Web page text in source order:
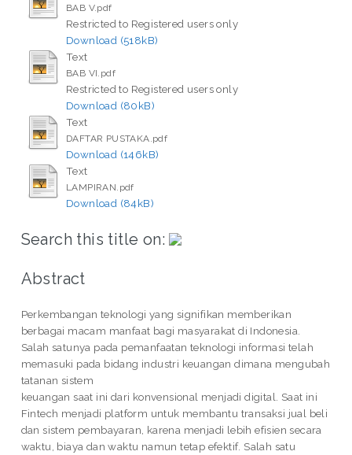
BAB V.pdf
Restricted to Registered users only
Download (518kB)
Text
BAB VI.pdf
Restricted to Registered users only
Download (80kB)
Text
DAFTAR PUSTAKA.pdf
Download (146kB)
Text
LAMPIRAN.pdf
Download (84kB)
Search this title on:
Abstract
Perkembangan teknologi yang signifikan memberikan
berbagai macam manfaat bagi masyarakat di Indonesia.
Salah satunya pada pemanfaatan teknologi informasi telah
memasuki pada bidang industri keuangan dimana mengubah
tatanan sistem
keuangan saat ini dari konvensional menjadi digital. Saat ini
Fintech menjadi platform untuk membantu transaksi jual beli
dan sistem pembayaran, karena menjadi lebih efisien secara
waktu, biaya dan waktu namun tetap efektif. Salah satu